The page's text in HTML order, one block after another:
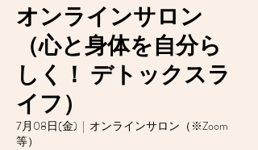
オンラインサロン
（心と身体を自分ら
しく！ デトックスラ
イフ）
7月08日(金)
  |
オンラインサロン（※Zoom
等）